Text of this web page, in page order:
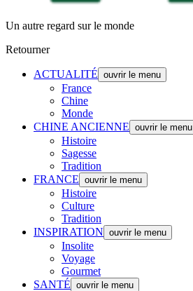
Un autre regard sur le monde
Retourner
ACTUALITÉ ouvrir le menu
France
Chine
Monde
CHINE ANCIENNE ouvrir le menu
Histoire
Sagesse
Tradition
FRANCE ouvrir le menu
Histoire
Culture
Tradition
INSPIRATION ouvrir le menu
Insolite
Voyage
Gourmet
SANTÉ ouvrir le menu